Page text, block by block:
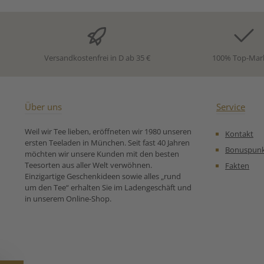
1D-21035
HamburgDeutschlandwww.t
eeli.com
Tee2.
Filter in die
Gießen Sie
den Filter4.
den Filter
n:TeaLogic Ela
Bremen
– 528195
Versandkostenfrei in D ab 35 € 100% Top-
Über uns
Weil wir Tee lieben, eröffneten wir 1980 unseren
ersten Teeladen in München. Seit fast 40 Jahren
möchten wir unsere Kunden mit den besten
Teesorten aus aller Welt verwöhnen.
Einzigartige Geschenkideen sowie alles „rund
um den Tee“ erhalten Sie im Ladengeschäft und
in unserem Online-Shop.
Service
Kontakt
Fakten